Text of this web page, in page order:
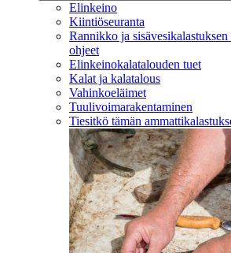
Elinkeino
Kiintiöseuranta
Rannikko ja
ohjeet
Elinkeinokalatalouden tuet
Kalat ja kalatalous
Vahinkoeläimet
Tuulivoimarakentaminen
Tiesitkö tämän